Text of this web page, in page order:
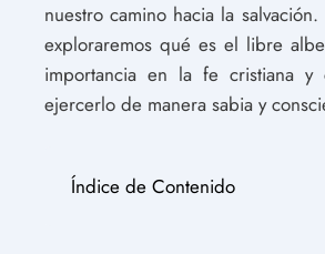
nuestro camino hacia la
exploraremos qué es el libre
importancia en la fe cristiana y
ejercerlo de manera sabia y
Índice de Contenido